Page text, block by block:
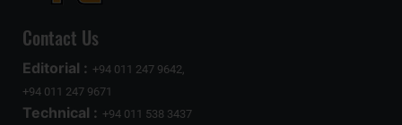
Contact Us
Editorial : +94 011 247 9642,
+94 011 247 9671
Technical : +94 011 538 3437